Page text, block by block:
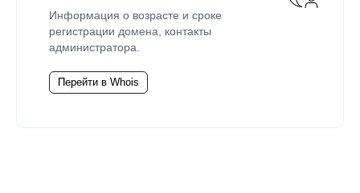
Информация о возрасте и сроке
регистрации домена, контакты
администратора.
Перейти в Whois